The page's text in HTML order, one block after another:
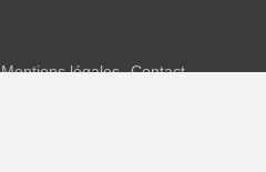
Mentions légales Contact